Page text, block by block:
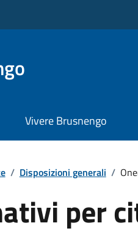
Vivere Brusnengo
/ Disposizioni generali /
per